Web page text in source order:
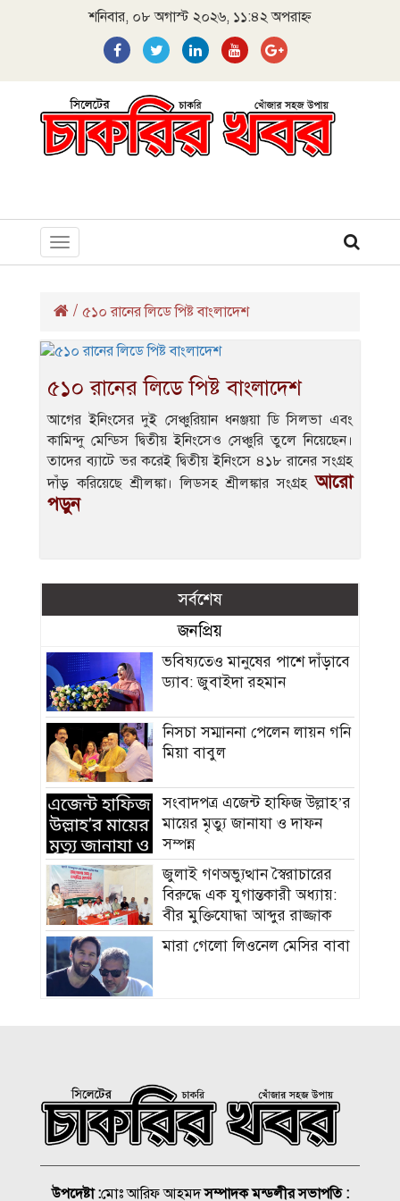
শনিবার, ০৮ অগাস্ট ২০২৬, ১১:৪২ অপরাহ্ন
Toggle
navigation
/ ৫১০ রানের লিডে পিষ্ট বাংলাদেশ
৫১০ রানের লিডে পিষ্ট বাংলাদেশ
আগের ইনিংসের দুই সেঞ্চুরিয়ান ধনঞ্জয়া ডি সিলভা এবং
কামিন্দু মেন্ডিস দ্বিতীয় ইনিংসেও সেঞ্চুরি তুলে নিয়েছেন।
তাদের ব্যাটে ভর করেই দ্বিতীয় ইনিংসে ৪১৮ রানের সংগ্রহ
দাঁড় করিয়েছে শ্রীলঙ্কা। লিডসহ শ্রীলঙ্কার সংগ্রহআরো
পড়ুন
সর্বশেষ
জনপ্রিয়
ভবিষ্যতেও মানুষের পাশে দাঁড়াবে
ড্যাব: জুবাইদা রহমান
নিসচা সম্মাননা পেলেন লায়ন গনি
মিয়া বাবুল
সংবাদপত্র এজেন্ট হাফিজ উল্লাহ’র
মায়ের মৃত্যু জানাযা ও দাফন
সম্পন্ন
জুলাই গণঅভ্যুত্থান স্বৈরাচারের
বিরুদ্ধে এক যুগান্তকারী অধ্যায়:
বীর মুক্তিযোদ্ধা আব্দুর রাজ্জাক
মারা গেলো লিওনেল মেসির বাবা
হাম ও উপসর্গে আরও ৪ শিশুর
মৃত্যু, নতুন রোগী ৭৭৬
উপদেষ্টা :মোঃ আরিফ আহমদসম্পাদক মন্ডলীর সভাপতি :